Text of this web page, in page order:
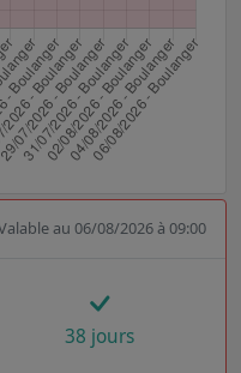
au 06/08/2026 à 09:00
38 jours